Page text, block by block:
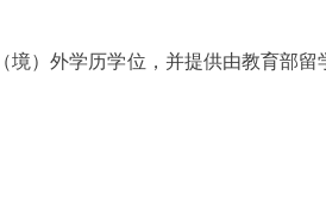
境）外学历学位，并提供由教育部